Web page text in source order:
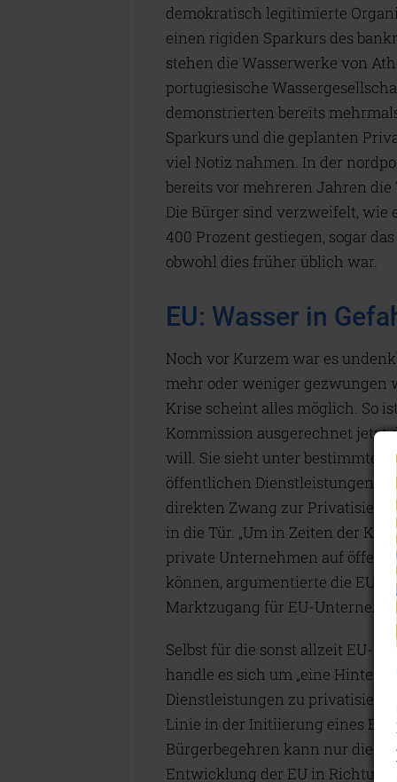
demokratisch legitimierte
einen rigiden Sparkurs des
stehen die Wasserwerke von
portugiesische
demonstrierten bereits
Sparkurs und die geplanten
viel Notiz nahmen. In der
bereits vor mehreren Jahren
Die Bürger sind verzweifelt, wie
400 Prozent gestiegen, sogar
obwohl dies früher üblich war.
EU: Wasser in
Noch vor Kurzem war es
mehr oder weniger gezwungen
Krise scheint alles möglich. So
Kommission ausgerechnet jetzt
will. Sie sieht unter bestimmten
öffentlichen Dienstleistungen
direkten Zwang zur
in die Tür. „Um in Zeiten der
private Unternehmen auf
können, argumentierte die EU-
Marktzugang für EU-
Selbst für die sonst allzeit EU-
handle es sich um „eine
Dienstleistungen zu
Linie in der Initiierung eines
Bürgerbegehren kann nur die
Entwicklung der EU in